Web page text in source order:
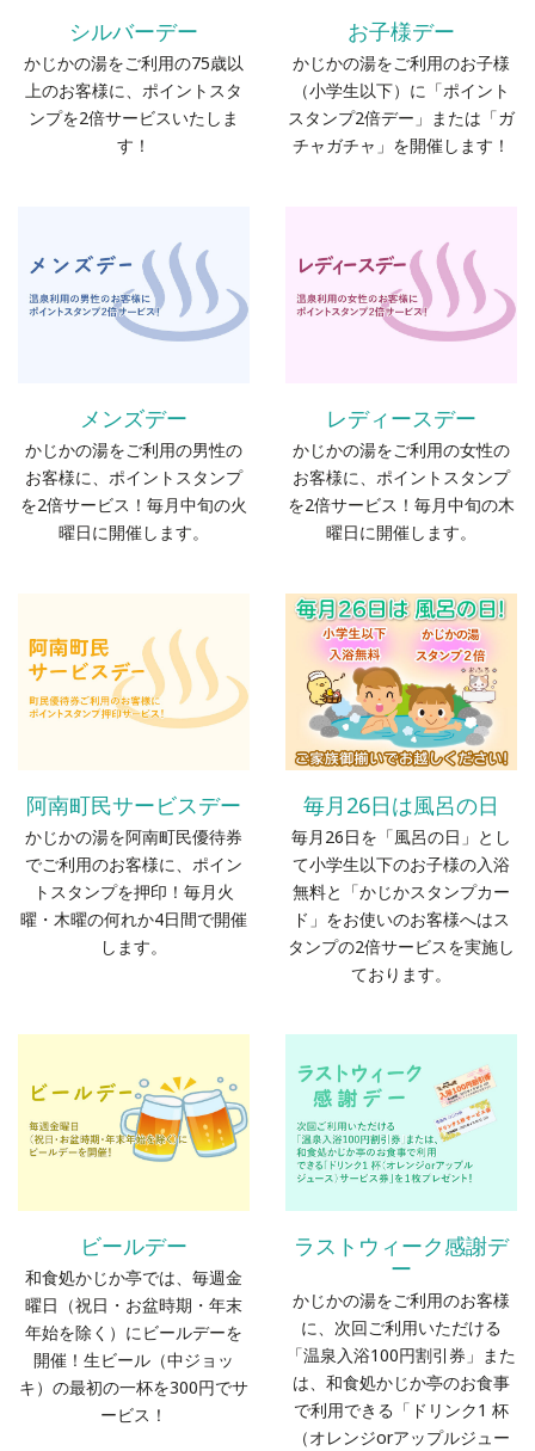
シルバーデー
かじかの湯をご利用の75歳以
上のお客様に、ポイントスタ
ンプを2倍サービスいたしま
す！
お子様デー
かじかの湯をご利用のお子様
（小学生以下）に「ポイント
スタンプ2倍デー」または「ガ
チャガチャ」を開催します！
メンズデー
かじかの湯をご利用の男性の
お客様に、ポイントスタンプ
を2倍サービス！毎月中旬の火
曜日に開催します。
レディースデー
かじかの湯をご利用の女性の
お客様に、ポイントスタンプ
を2倍サービス！毎月中旬の木
曜日に開催します。
阿南町民サービスデー
かじかの湯を阿南町民優待券
でご利用のお客様に、ポイン
トスタンプを押印！毎月火
曜・木曜の何れか4日間で開催
します。
毎月26日は風呂の日
毎月26日を「風呂の日」とし
て小学生以下のお子様の入浴
無料と「かじかスタンプカー
ド」をお使いのお客様へはス
タンプの2倍サービスを実施し
ております。
ビールデー
和食処かじか亭では、毎週金
曜日（祝日・お盆時期・年末
年始を除く）にビールデーを
開催！生ビール（中ジョッ
キ）の最初の一杯を300円でサ
ービス！
ラストウィーク感謝デ
ー
かじかの湯をご利用のお客様
に、次回ご利用いただける
「温泉入浴100円割引券」また
は、和食処かじか亭のお食事
で利用できる「ドリンク1 杯
（オレンジorアップルジュー